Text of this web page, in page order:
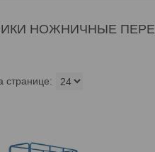
НОЖНИЧНЫЕ